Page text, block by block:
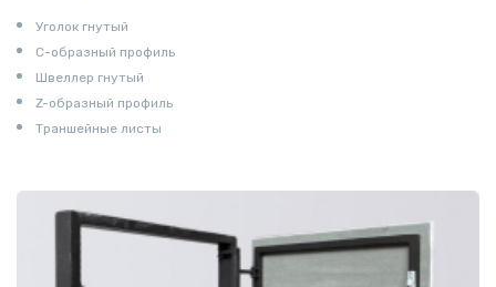
Уголок гнутый
С-образный профиль
Швеллер гнутый
Z-образный профиль
Траншейные листы